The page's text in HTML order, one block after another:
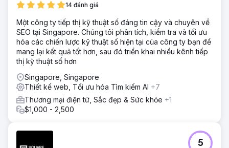
14 đánh giá
Một công ty tiếp thị kỹ thuật số đáng tin cậy và chuyên về
SEO tại Singapore. Chúng tôi phân tích, kiểm tra và tối ưu
hóa các chiến lược kỹ thuật số hiện tại của công ty bạn để
mang lại kết quả tốt hơn, sau đó triển khai nhiều kênh tiếp
thị kỹ thuật số hơn
Singapore, Singapore
Thiết kế web, Tối ưu hóa Tìm kiếm AI +7
Thương mại điện tử, Sắc đẹp & Sức khỏe +1
$1,000 - 2,500
5